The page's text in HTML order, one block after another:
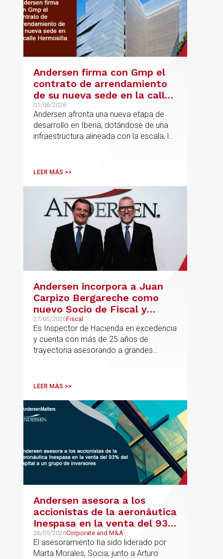
Andersen firma con Gmp el
contrato de arrendamiento
de su nueva sede en la calle
Hermosilla
01/06/2026
Andersen afronta una nueva etapa de
desarrollo en Iberia, dotándose de una
infraestructura alineada con la escala, la
LEER MÁS >>
Andersen incorpora a Juan
Carpizo Bergareche como
nuevo Socio de Fiscal y
responsable de la práctica
ibérica de Fiscalidad Local
27/05/2026Fiscal
Es Inspector de Hacienda en excedencia
y cuenta con más de 25 años de
trayectoria asesorando a grandes
principalmente en los sectores
medioambiental
LEER MÁS >>
Andersen asesora a los
accionistas de la aeronáutica
Inespasa en la venta del 93%
del capital a un grupo de
inversores
26/05/2026Corporate and M&A
El asesoramiento ha sido liderado por
Marta Morales, Socia; junto a Arturo